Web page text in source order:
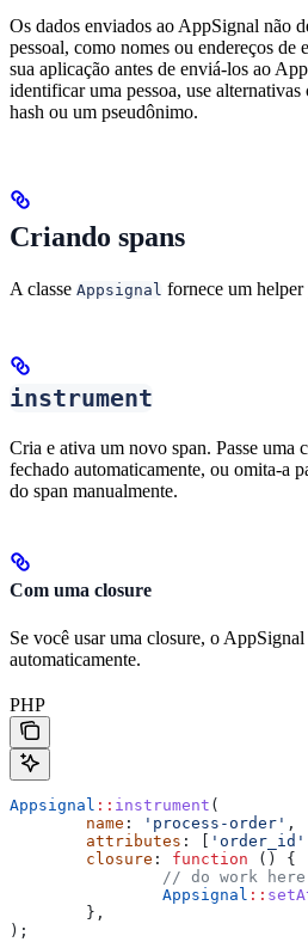
Os dados enviados ao AppSignal não
pessoal, como nomes ou endereços de
sua aplicação antes de enviá-los ao
identificar uma pessoa, use
hash ou um pseudônimo.
Criando spans
A classe Appsignal fornece um helper
instrument
Cria e ativa um novo span. Passe uma
fechado automaticamente, ou omita-a
do span manualmente.
Com uma closure
Se você usar uma closure, o
automaticamente.
PHP
Appsignal :: instrument (
	name
: 'process-order' ,
	attributes
: [ 'order_id'
	closure
: function () {
		// do work here
		Appsignal
::
	},
);